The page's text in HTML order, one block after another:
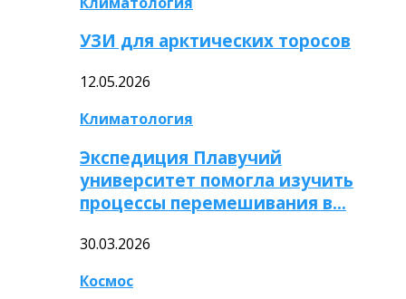
УЗИ для арктических торосов
12.05.2026
Климатология
Экспедиция Плавучий
университет помогла изучить
процессы перемешивания в…
30.03.2026
Космос